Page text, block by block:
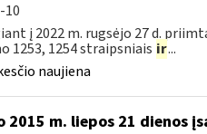
10
į 2022 m. rugsėjo 27 d.
1253, 1254 straipsniais ir...
naujiena
2015 m. liepos 21 dienos